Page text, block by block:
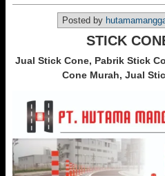
Posted by
STICK
Jual Stick Cone, Pabrik Stick
Cone Murah, Jual